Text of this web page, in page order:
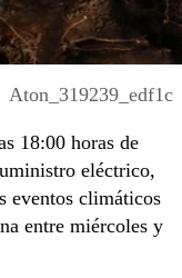
Aton_319239_edf1c
18:00 horas de
eléctrico,
eventos climáticos
entre miércoles y